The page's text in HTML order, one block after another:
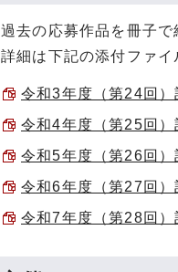
過去の応募作品を冊子で
詳細は下記の添付ファイ
令和3年度（第24回
令和4年度（第25回
令和5年度（第26回
令和6年度（第27回
令和7年度（第28回